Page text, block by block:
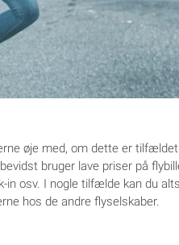
øje med, om dette er
bruger lave priser på
in osv. I nogle tilfælde kan du
hos de andre flyselskaber.